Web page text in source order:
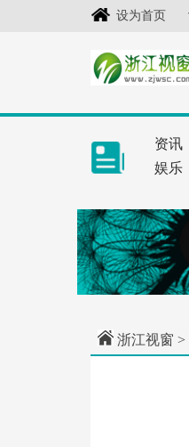
设为首页
资讯
娱乐
浙江视窗 >